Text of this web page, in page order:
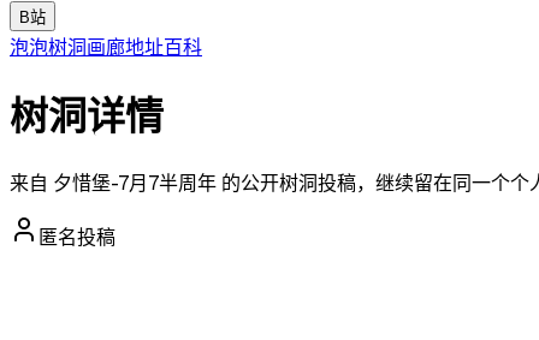
B站
泡泡树洞画廊地址百科
树洞详情
来自 夕惜堡-7月7半周年 的公开树洞投稿，继续留在同一个个
匿名投稿